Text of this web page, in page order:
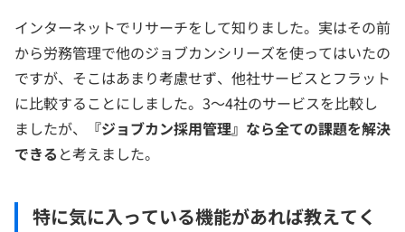
インターネットでリサーチをして知りました。実はその前
から労務管理で他のジョブカンシリーズを使ってはいたの
ですが、そこはあまり考慮せず、他社サービスとフラット
に比較することにしました。3～4社のサービスを比較し
ましたが、
『ジョブカン採用管理』なら全ての課題を解決
できる と考えました。
特に気に入っている機能があれば教えてく